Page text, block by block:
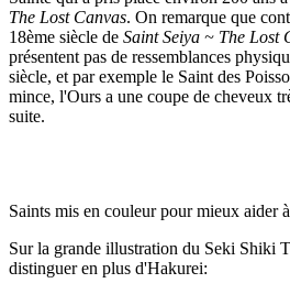
The Lost Canvas. On remarque que
18ème siècle de Saint Seiya ~ The Lost
présentent pas de ressemblances
siècle, et par exemple le Saint des
mince, l'Ours a une coupe de cheveux
suite.
Saints mis en couleur pour mieux aider
Sur la grande illustration du Seki Shiki
distinguer en plus d'Hakurei: